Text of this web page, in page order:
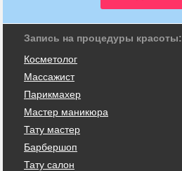
Запись на процедуры красоты:
Косметолог
Массажист
Парикмахер
Мастер маникюра
Тату мастер
Барбершоп
Тату салон